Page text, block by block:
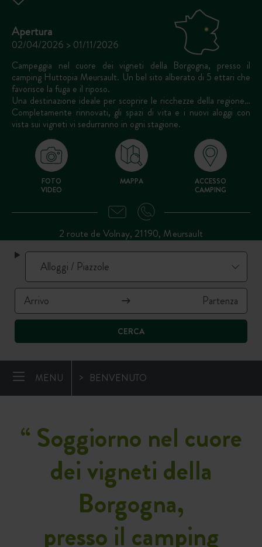
CERCA
Apertura
02/04/2026 > 01/11/2026
Campeggia nel cuore dei vigneti della Borgogna, presso il
camping Huttopia Meursault. Un bel sito alberato di 5 ettari che
favorisce la fuga e il riposo.
Una destinazione ideale per scoprire le ricchezze della regione…
Completamente rinnovati, gli spazi di vita e i nuovi aloggi con
vista sui vigneti vi sedurranno in ogni stagione.
FOTO
VIDEO
MAPPA
ACCESSO
CAMPING
2 route de Volnay, 21190, Meursault
MENU BENVENUTO
“ Soggiorno nel cuore
dei vigneti della
Borgogna,
presso il camping